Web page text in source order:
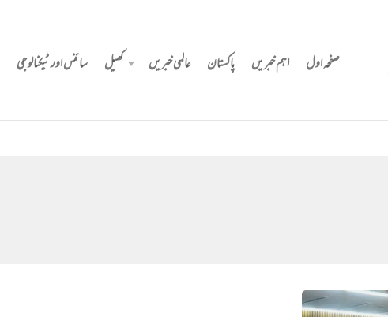
صفحہ اول اہم خبریں پاکستان عالمی خبریں کھیل سائنس اور ٹیکنالوجی